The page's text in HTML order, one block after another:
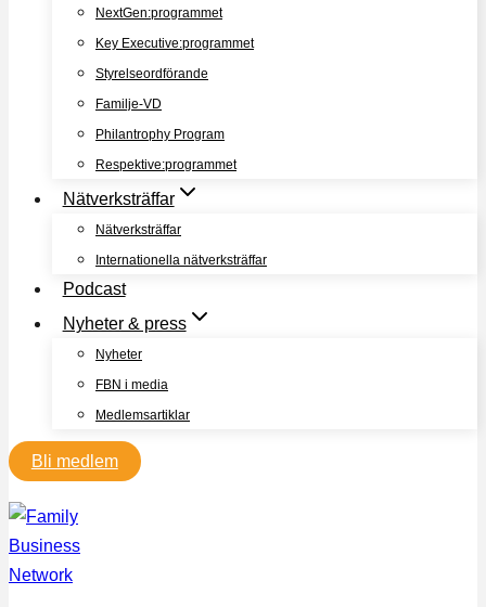
NextGen:programmet
Key Executive:programmet
Styrelseordförande
Familje-VD
Philantrophy Program
Respektive:programmet
Nätverksträffar
Nätverksträffar
Internationella nätverksträffar
Podcast
Nyheter & press
Nyheter
FBN i media
Medlemsartiklar
Bli medlem